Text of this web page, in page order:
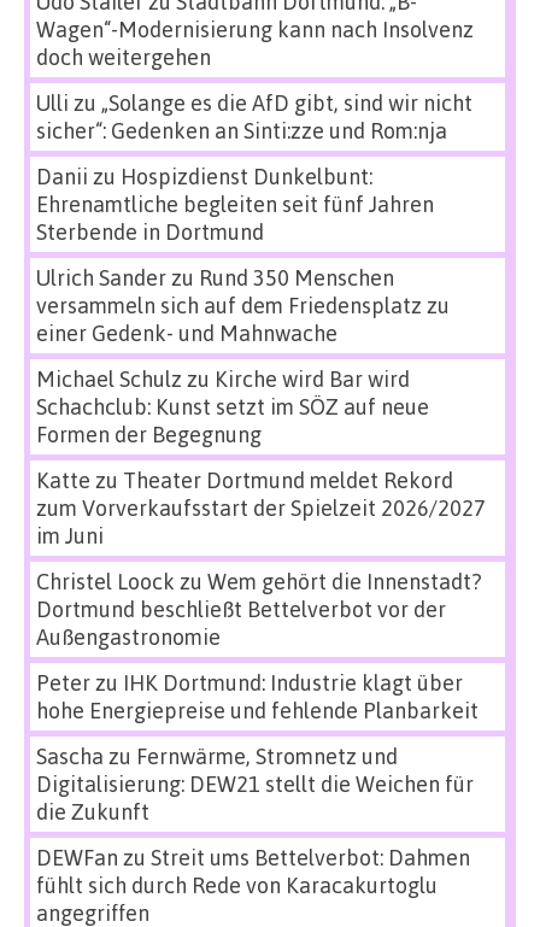
Wagen“-Modernisierung kann nach Insolvenz
doch weitergehen
Ulli zu „Solange es die AfD gibt, sind wir nicht
sicher“: Gedenken an Sinti:zze und Rom:nja
Danii zu Hospizdienst Dunkelbunt:
Ehrenamtliche begleiten seit fünf Jahren
Sterbende in Dortmund
Ulrich Sanderzu Rund 350 Menschen
versammeln sich auf dem Friedensplatz zu
einer Gedenk- und Mahnwache
Michael Schulz zu Kirche wird Bar wird
Schachclub: Kunst setzt im SÖZ auf neue
Formen der Begegnung
Katte zu Theater Dortmund meldet Rekord
zum Vorverkaufsstart der Spielzeit 2026/2027
im Juni
Christel Loock zu Wem gehört die Innenstadt?
Dortmund beschließt Bettelverbot vor der
Außengastronomie
Peterzu IHK Dortmund: Industrie klagt über
hohe Energiepreise und fehlende Planbarkeit
Sascha zu Fernwärme, Stromnetz und
Digitalisierung: DEW21 stellt die Weichen für
die Zukunft
DEWFan zu Streit ums Bettelverbot: Dahmen
fühlt sich durch Rede von Karacakurtoglu
angegriffen